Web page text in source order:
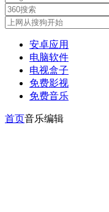
安卓应用
电脑软件
电视盒子
免费影视
免费音乐
首页音乐编辑